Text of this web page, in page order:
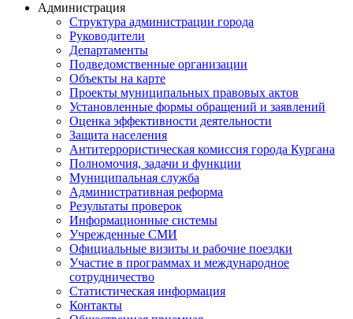
Администрация
Структура администрации города
Руководители
Департаменты
Подведомственные организации
Объекты на карте
Проекты муниципальных правовых актов
Установленные формы обращений и заявлений
Оценка эффективности деятельности
Защита населения
Антитеррористическая комиссия города Кургана
Полномочия, задачи и функции
Муниципальная служба
Административная реформа
Результаты проверок
Информационные системы
Учрежденные СМИ
Официальные визиты и рабочие поездки
Участие в программах и международное
сотрудничество
Статистическая информация
Контакты